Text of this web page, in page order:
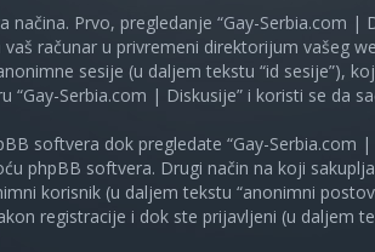
načina. Prvo, pregledanje “Gay-Serbia.com
računar u privremeni direktorijum vašeg
sesije (u daljem tekstu “id sesije”),
“Gay-Serbia.com | Diskusije” i koristi se
softvera dok pregledate “Gay-
phpBB softvera. Drugi način na koji
korisnik (u daljem tekstu “anonimni
registracije i dok ste prijavljeni (u daljem